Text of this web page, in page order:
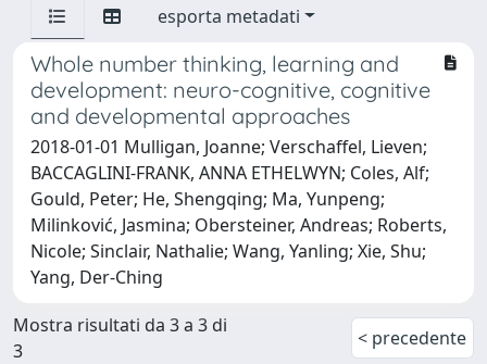
esporta metadati
Whole number thinking, learning and
development: neuro-cognitive, cognitive
and developmental approaches
2018-01-01 Mulligan, Joanne; Verschaffel, Lieven;
BACCAGLINI-FRANK, ANNA ETHELWYN; Coles, Alf;
Gould, Peter; He, Shengqing; Ma, Yunpeng;
Milinković, Jasmina; Obersteiner, Andreas; Roberts,
Nicole; Sinclair, Nathalie; Wang, Yanling; Xie, Shu;
Yang, Der-Ching
Mostra risultati da 3 a 3 di
3
< precedente